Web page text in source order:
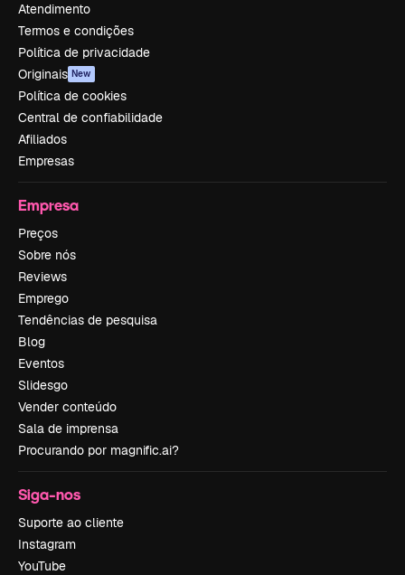
Atendimento
Termos e condições
Política de privacidade
Originais New
Política de cookies
Central de confiabilidade
Afiliados
Empresas
Empresa
Preços
Sobre nós
Reviews
Emprego
Tendências de pesquisa
Blog
Eventos
Slidesgo
Vender conteúdo
Sala de imprensa
Procurando por magnific.ai?
Siga-nos
Suporte ao cliente
Instagram
YouTube